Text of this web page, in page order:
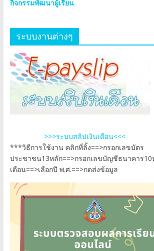
กิจกรรมพัฒนาผู้เรียน
ระบบงานต่างๆ
>>>ระบบสลิปเงินเดือน<<<
***วิธีการใช้งาน คลิกที่ลิ้ง==>กรอกเลขบัตร
ประชาชน13หลัก==>กรอกเลขบัญชีธนาคาร10
เดือน==>เลือกปี พ.ศ.==>กดส่งข้อมูล